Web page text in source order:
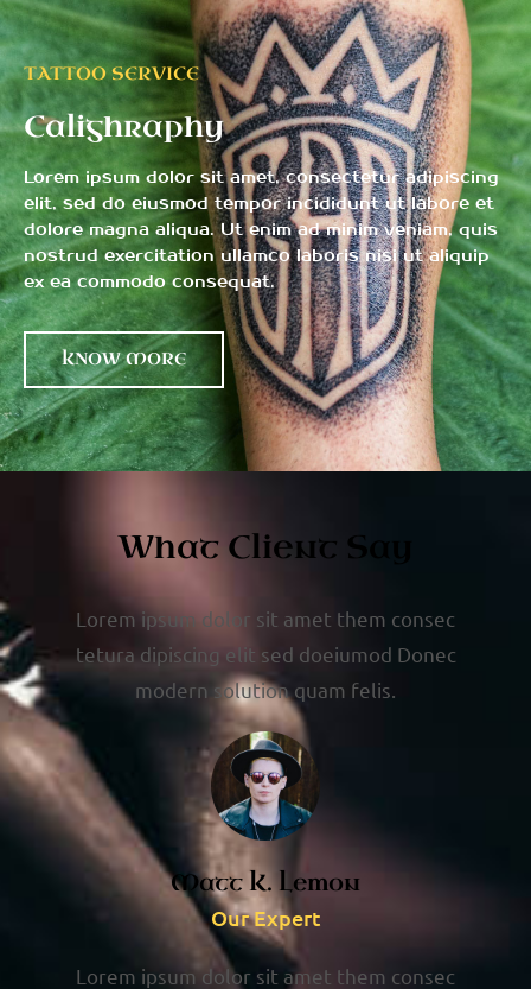
TATTOO SERVICE
Calighraphy
Lorem ipsum dolor sit amet, consectetur adipiscing
elit, sed do eiusmod tempor incididunt ut labore et
dolore magna aliqua. Ut enim ad minim veniam, quis
nostrud exercitation ullamco laboris nisi ut aliquip
ex ea commodo consequat.
KNOW MORE
What Client Say
Lorem ipsum dolor sit amet them consec
tetura dipiscing elit sed doeiumod Donec
modern solution quam felis.
Matt K. Lemon
Our Expert
Lorem ipsum dolor sit amet them consec